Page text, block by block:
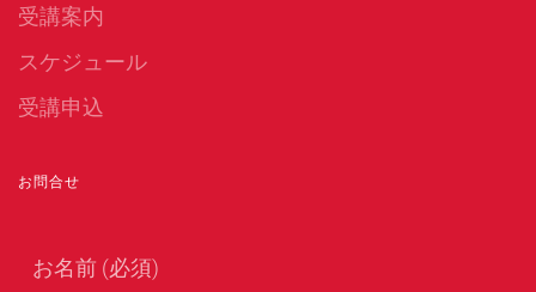
受講案内
スケジュール
受講申込
お問合せ
お名前 (必須)